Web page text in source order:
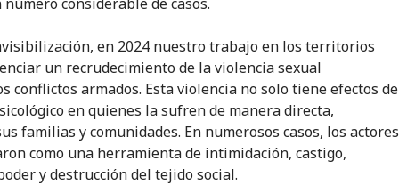
en 2024 nuestro trabajo en los territorios
un recrudecimiento de la violencia sexual
conflictos armados. Esta violencia no solo tiene efectos de
en quienes la sufren de manera directa,
familias y comunidades. En numerosos casos, los actores
como una herramienta de intimidación, castigo,
y destrucción del tejido social.